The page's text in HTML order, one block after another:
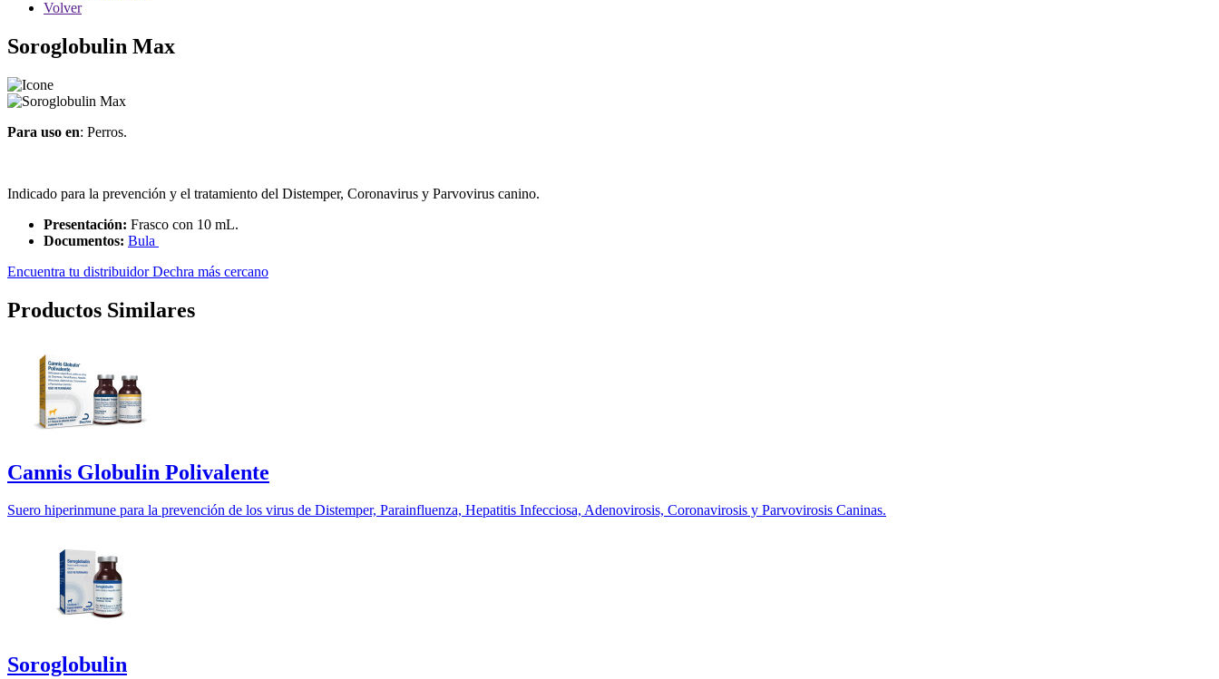
Volver
Soroglobulin Max
Para uso en: Perros.
Indicado para la prevención y el tratamiento del Distemper, Coronavirus y Parvovirus canino.
Presentación: Frasco con 10 mL.
Documentos: Bula
Encuentra tu distribuidor Dechra más cercano
Productos Similares
Cannis Globulin Polivalente
Suero hiperinmune para la prevención de los virus de Distemper, Parainfluenza, Hepatitis Infecciosa, Adenovirosis, Coronavirosis y Parvovirosis Caninas.
Soroglobulin